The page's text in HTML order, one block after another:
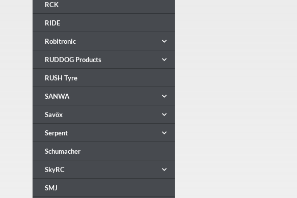
RCK
RIDE
Robitronic
RUDDOG Products
RUSH Tyre
SANWA
Savöx
Serpent
Schumacher
SkyRC
SMJ